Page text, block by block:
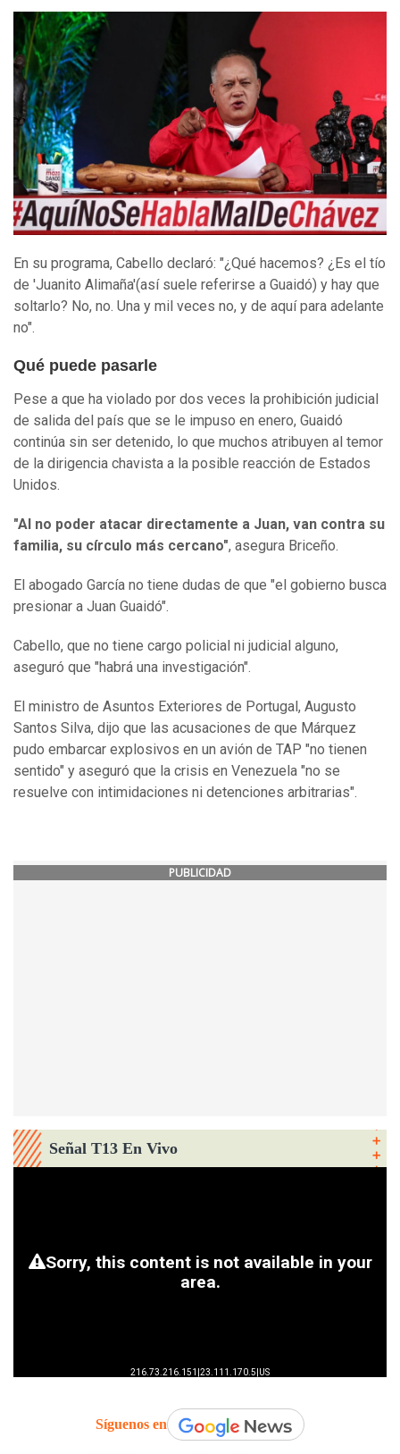
En su programa, Cabello declaró: "¿Qué hacemos? ¿Es el tío
de 'Juanito Alimaña'(así suele referirse a Guaidó) y hay que
soltarlo? No, no. Una y mil veces no, y de aquí para adelante
no".
Qué puede pasarle
Pese a que ha violado por dos veces la prohibición judicial
de salida del país que se le impuso en enero, Guaidó
continúa sin ser detenido, lo que muchos atribuyen al temor
de la dirigencia chavista a la posible reacción de Estados
Unidos.
"Al no poder atacar directamente a Juan, van contra su
familia, su círculo más cercano", asegura Briceño.
El abogado García no tiene dudas de que "el gobierno busca
presionar a Juan Guaidó".
Cabello, que no tiene cargo policial ni judicial alguno,
aseguró que "habrá una investigación".
El ministro de Asuntos Exteriores de Portugal, Augusto
Santos Silva, dijo que las acusaciones de que Márquez
pudo embarcar explosivos en un avión de TAP "no tienen
sentido" y aseguró que la crisis en Venezuela "no se
resuelve con intimidaciones ni detenciones arbitrarias".
PUBLICIDAD
Señal T13 En Vivo
Síguenos en